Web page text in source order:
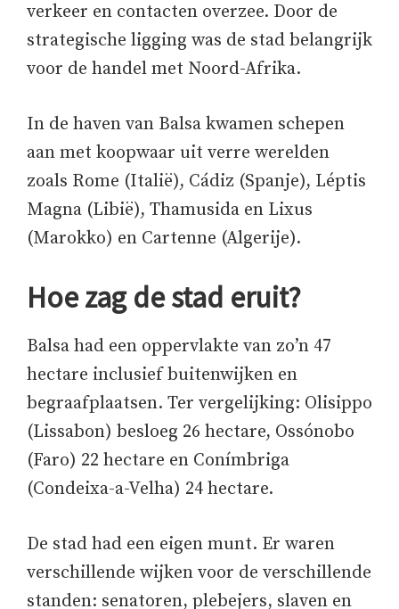
verkeer en contacten overzee. Door de
strategische ligging was de stad belangrijk
voor de handel met Noord-Afrika.
In de haven van Balsa kwamen schepen
aan met koopwaar uit verre werelden
zoals Rome (Italië), Cádiz (Spanje), Léptis
Magna (Libië), Thamusida en Lixus
(Marokko) en Cartenne (Algerije).
Hoe zag de stad eruit?
Balsa had een oppervlakte van zo’n 47
hectare inclusief buitenwijken en
begraafplaatsen. Ter vergelijking: Olisippo
(Lissabon) besloeg 26 hectare, Ossónobo
(Faro) 22 hectare en Conímbriga
(Condeixa-a-Velha) 24 hectare.
De stad had een eigen munt. Er waren
verschillende wijken voor de verschillende
standen: senatoren, plebejers, slaven en